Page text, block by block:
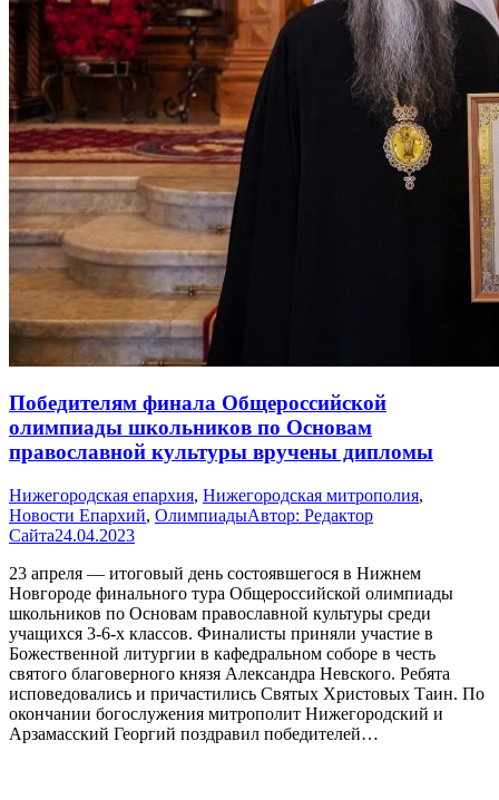
Победителям финала Общероссийской
олимпиады школьников по Основам
православной культуры вручены дипломы
Нижегородская епархия, Нижегородская митрополия,
Новости Епархий, ОлимпиадыАвтор: Редактор
Сайта24.04.2023
23 апреля — итоговый день состоявшегося в Нижнем
Новгороде финального тура Общероссийской олимпиады
школьников по Основам православной культуры среди
учащихся 3-6-х классов. Финалисты приняли участие в
Божественной литургии в кафедральном соборе в честь
святого благоверного князя Александра Невского. Ребята
исповедовались и причастились Святых Христовых Таин. По
окончании богослужения митрополит Нижегородский и
Арзамасский Георгий поздравил победителей…